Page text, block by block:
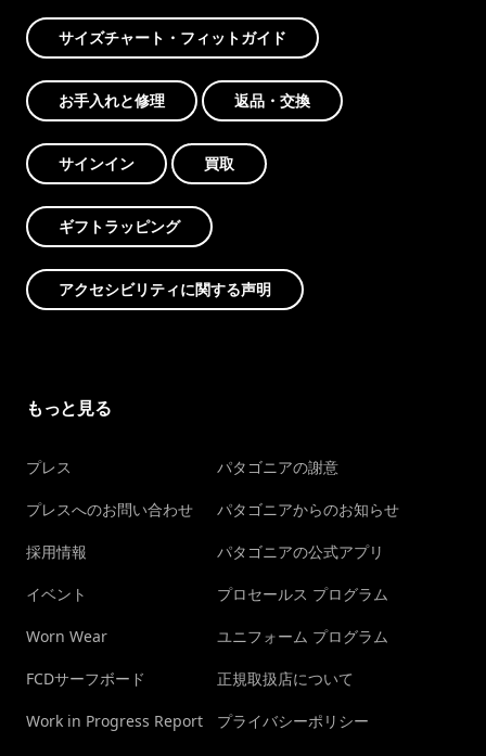
サイズチャート・フィットガイド
お手入れと修理 返品・交換
サインイン 買取
ギフトラッピング
アクセシビリティに関する声明
もっと見る
プレス
プレスへのお問い合わせ
採用情報
イベント
Worn Wear
FCDサーフボード
Work in Progress Report
パタゴニアの謝意
パタゴニアからのお知らせ
パタゴニアの公式アプリ
プロセールス プログラム
ユニフォーム プログラム
正規取扱店について
プライバシーポリシー